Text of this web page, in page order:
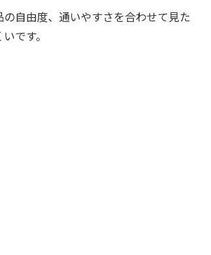
自由度、通いやすさを合わせて見た
です。